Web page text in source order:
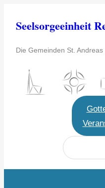
InhaltSeelsorgeeinheit
Die Gemeinden St.
S
u
c